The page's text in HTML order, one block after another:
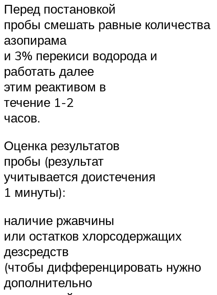
Перед постановкой
пробы смешать равные количества
азопирама
и 3% перекиси водорода и
работать далее
этим реактивом в
течение 1-2
часов.
Оценка результатов
пробы (результат
учитывается доистечения
1 минуты):
наличие ржавчины
или остатков хлорсодержащих
дезсредств
(чтобы дифференцировать нужно
дополнительно